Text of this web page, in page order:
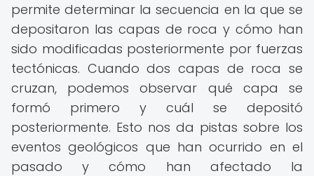
permite determinar la secuencia en la que se
depositaron las capas de roca y cómo han
sido modificadas posteriormente por fuerzas
tectónicas. Cuando dos capas de roca se
cruzan, podemos observar qué capa se
formó primero y cuál se depositó
posteriormente. Esto nos da pistas sobre los
eventos geológicos que han ocurrido en el
pasado y cómo han afectado la